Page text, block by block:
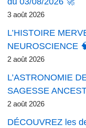
3 août 2026
L’HISTOIRE
NEUROSCIENCE
2 août 2026
L’ASTRONOMIE
SAGESSE
2 août 2026
DÉCOUVREZ les